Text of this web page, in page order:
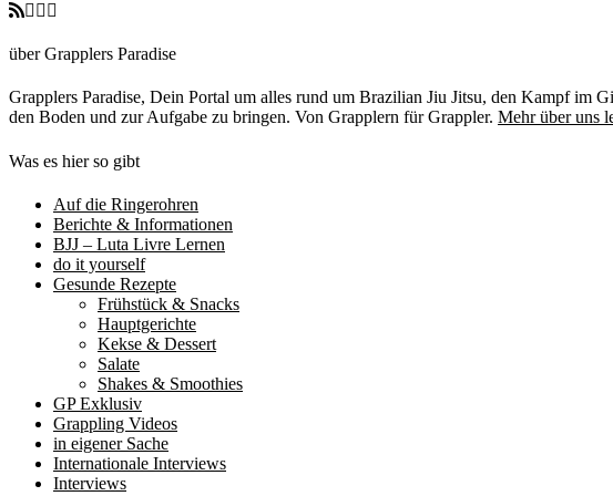
über Grapplers Paradise
Grapplers Paradise, Dein Portal um alles rund um Brazilian Jiu Jitsu, den Kampf im
den Boden und zur Aufgabe zu bringen. Von Grapplern für Grappler. Mehr über uns
Was es hier so gibt
Auf die Ringerohren
Berichte & Informationen
BJJ – Luta Livre Lernen
do it yourself
Gesunde Rezepte
Frühstück & Snacks
Hauptgerichte
Kekse & Dessert
Salate
Shakes & Smoothies
GP Exklusiv
Grappling Videos
in eigener Sache
Internationale Interviews
Interviews